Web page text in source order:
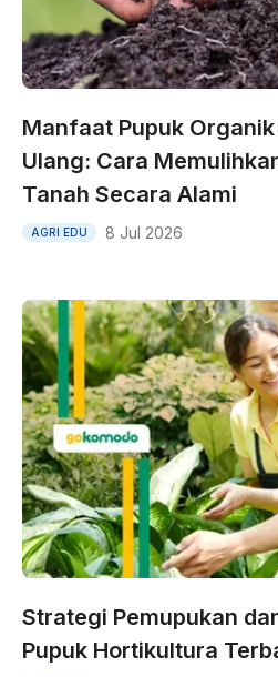
Manfaat Pupuk
Ulang: Cara
Tanah Secara Alami
AGRI EDU 8 Jul 2026
Strategi Pemupukan
Pupuk Hortikultura